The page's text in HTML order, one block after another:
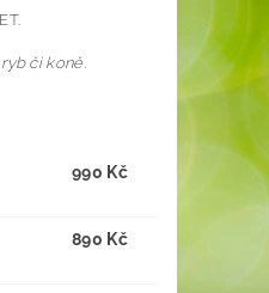
či koně
990 Kč
890 Kč